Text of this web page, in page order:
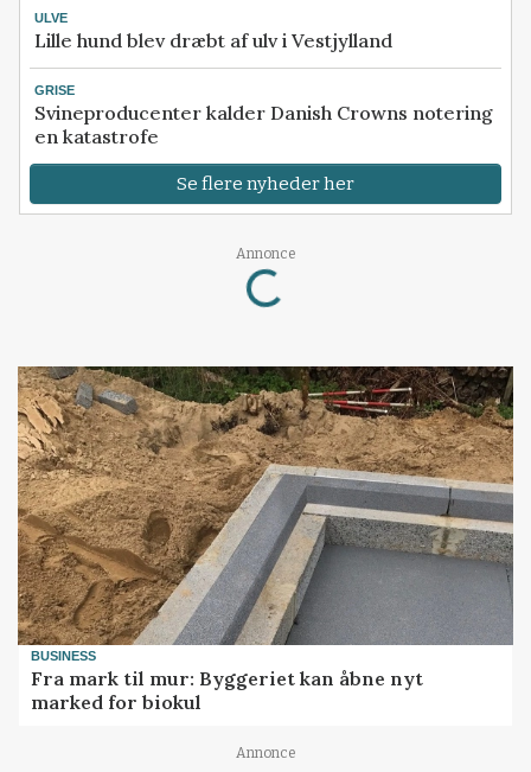
ULVE
Lille hund blev dræbt af ulv i Vestjylland
GRISE
Svineproducenter kalder Danish Crowns notering
en katastrofe
Se flere nyheder her
Annonce
Loading...
BUSINESS
Fra mark til mur: Byggeriet kan åbne nyt
marked for biokul
Annonce